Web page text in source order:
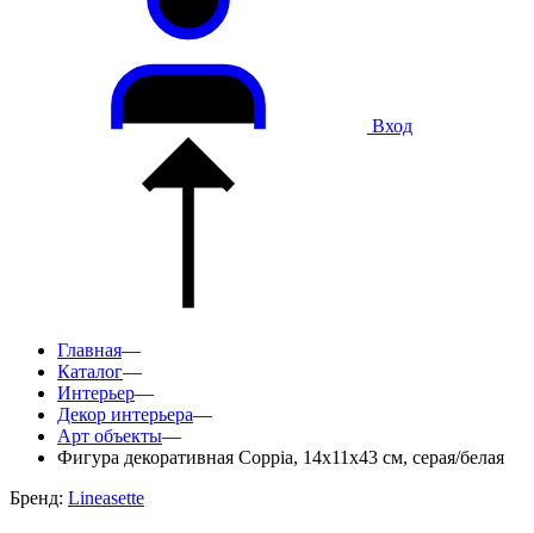
Вход
Главная—
Каталог—
Интерьер—
Декор интерьера—
Арт объекты—
Фигура декоративная Coppia, 14x11x43 см, серая/белая
Бренд: Lineasette